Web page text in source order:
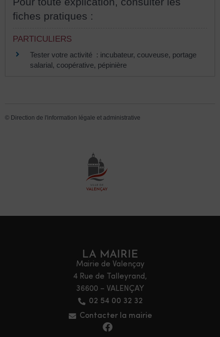
fiches pratiques :
PARTICULIERS
Tester votre activité : incubateur, couveuse, portage
salarial, coopérative, pépinière
© Direction de l'information légale et administrative
LA MAIRIE
Mairie de Valençay
4 Rue de Talleyrand,
36600 – VALENÇAY
02 54 00 32 32
Contacter la mairie